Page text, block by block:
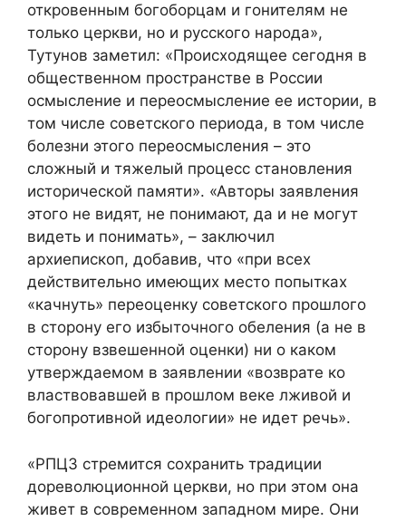
откровенным богоборцам и гонителям не
только церкви, но и русского народа»,
Тутунов заметил: «Происходящее сегодня в
общественном пространстве в России
осмысление и переосмысление ее истории, в
том числе советского периода, в том числе
болезни этого переосмысления – это
сложный и тяжелый процесс становления
исторической памяти». «Авторы заявления
этого не видят, не понимают, да и не могут
видеть и понимать», – заключил
архиепископ, добавив, что «при всех
действительно имеющих место попытках
«качнуть» переоценку советского прошлого
в сторону его избыточного обеления (а не в
сторону взвешенной оценки) ни о каком
утверждаемом в заявлении «возврате ко
властвовавшей в прошлом веке лживой и
богопротивной идеологии» не идет речь».
«РПЦЗ стремится сохранить традиции
дореволюционной церкви, но при этом она
живет в современном западном мире. Они